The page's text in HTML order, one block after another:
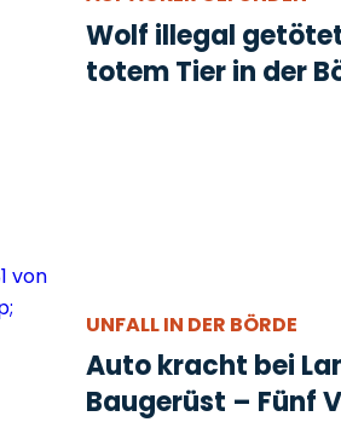
Wolf illegal
totem Tier in der
UNFALL IN DER BÖRDE
Auto kracht bei
Baugerüst – Fünf